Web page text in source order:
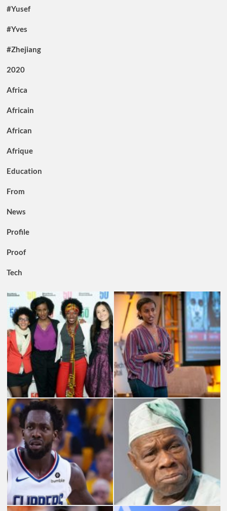
#Yusef
#Yves
#Zhejiang
2020
Africa
Africain
African
Afrique
Education
From
News
Profile
Proof
Tech